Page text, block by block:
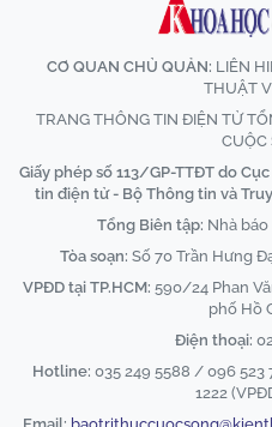
CƠ QUAN CHỦ QUẢN: LIÊN
THUẬT
TRANG THÔNG TIN ĐIỆN TỬ
CUỘC
Giấy phép số 113/GP-TTĐT do
tin điện tử - Bộ Thông tin và
Tổng Biên tập: Nhà
Tòa soạn: Số 70 Trần Hưng
VPĐD tại TP.HCM: 590/24 Phan
phố Hồ
Điện thoại:
Hotline: 035 249 5588 / 096 523
1222